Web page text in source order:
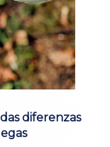
diferenzas